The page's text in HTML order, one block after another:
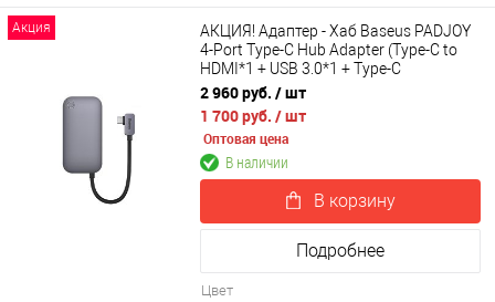
Акция
АКЦИЯ! Адаптер - Хаб Baseus PADJOY
4-Port Type-C Hub Adapter (Type-C to
HDMI*1 + USB 3.0*1 + Type-C
PD&Data*1 + 3.5mm*1) WKWJ000013
2 960 руб. / шт
1 700 руб. / шт
Оптовая цена
В наличии
В корзину
Подробнее
Цвет